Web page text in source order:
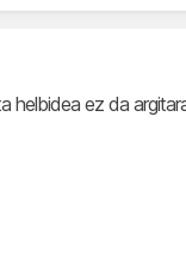
helbidea ez da